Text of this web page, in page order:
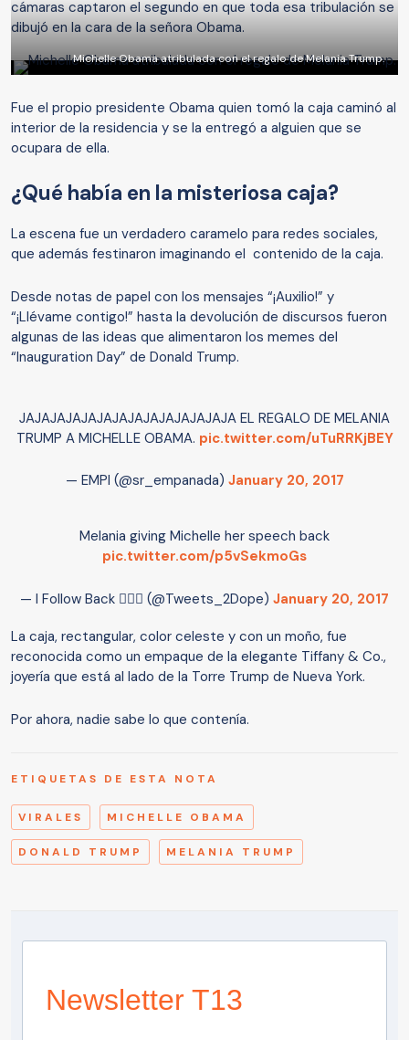
cámaras captaron el segundo en que toda esa tribulación se
dibujó en la cara de la señora Obama.
Michelle Obama atribulada con el regalo de Melania Trump.
Fue el propio presidente Obama quien tomó la caja caminó al
interior de la residencia y se la entregó a alguien que se
ocupara de ella.
¿Qué había en la misteriosa caja?
La escena fue un verdadero caramelo para redes sociales,
que además festinaron imaginando el contenido de la caja.
Desde notas de papel con los mensajes “¡Auxilio!” y
“¡Llévame contigo!” hasta la devolución de discursos fueron
algunas de las ideas que alimentaron los memes del
“Inauguration Day” de Donald Trump.
JAJAJAJAJAJAJAJAJAJAJAJAJAJA EL REGALO DE MELANIA
TRUMP A MICHELLE OBAMA. pic.twitter.com/uTuRRKjBEY
— EMPI (@sr_empanada) January 20, 2017
Melania giving Michelle her speech back
pic.twitter.com/p5vSekmoGs
— I Follow Back  (@Tweets_2Dope) January 20, 2017
La caja, rectangular, color celeste y con un moño, fue
reconocida como un empaque de la elegante Tiffany & Co.,
joyería que está al lado de la Torre Trump de Nueva York.
Por ahora, nadie sabe lo que contenía.
ETIQUETAS DE ESTA NOTA
VIRALES MICHELLE OBAMA
DONALD TRUMP MELANIA TRUMP
Newsletter T13